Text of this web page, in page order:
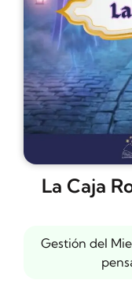
La Caja
Gestión del